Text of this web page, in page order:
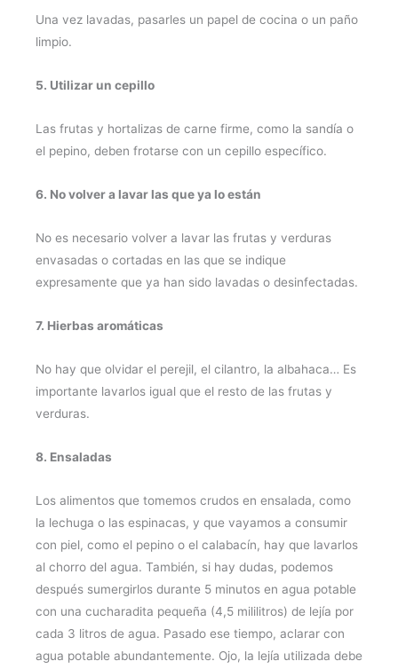
Una vez lavadas, pasarles un papel de cocina o un paño
limpio.
5. Utilizar un cepillo
Las frutas y hortalizas de carne firme, como la sandía o
el pepino, deben frotarse con un cepillo específico.
6. No volver a lavar las que ya lo están
No es necesario volver a lavar las frutas y verduras
envasadas o cortadas en las que se indique
expresamente que ya han sido lavadas o desinfectadas.
7. Hierbas aromáticas
No hay que olvidar el perejil, el cilantro, la albahaca… Es
importante lavarlos igual que el resto de las frutas y
verduras.
8. Ensaladas
Los alimentos que tomemos crudos en ensalada, como
la lechuga o las espinacas, y que vayamos a consumir
con piel, como el pepino o el calabacín, hay que lavarlos
al chorro del agua. También, si hay dudas, podemos
después sumergirlos durante 5 minutos en agua potable
con una cucharadita pequeña (4,5 mililitros) de lejía por
cada 3 litros de agua. Pasado ese tiempo, aclarar con
agua potable abundantemente. Ojo, la lejía utilizada debe